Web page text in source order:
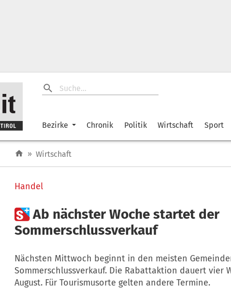
Bezirke Chronik Politik Wirtschaft Sport
» Wirtschaft
Handel
Ab nächster Woche startet der
Sommerschlussverkauf
Nächsten Mittwoch beginnt in den meisten
Sommerschlussverkauf. Die Rabattaktion dauert vier
August. Für Tourismusorte gelten andere Termine.